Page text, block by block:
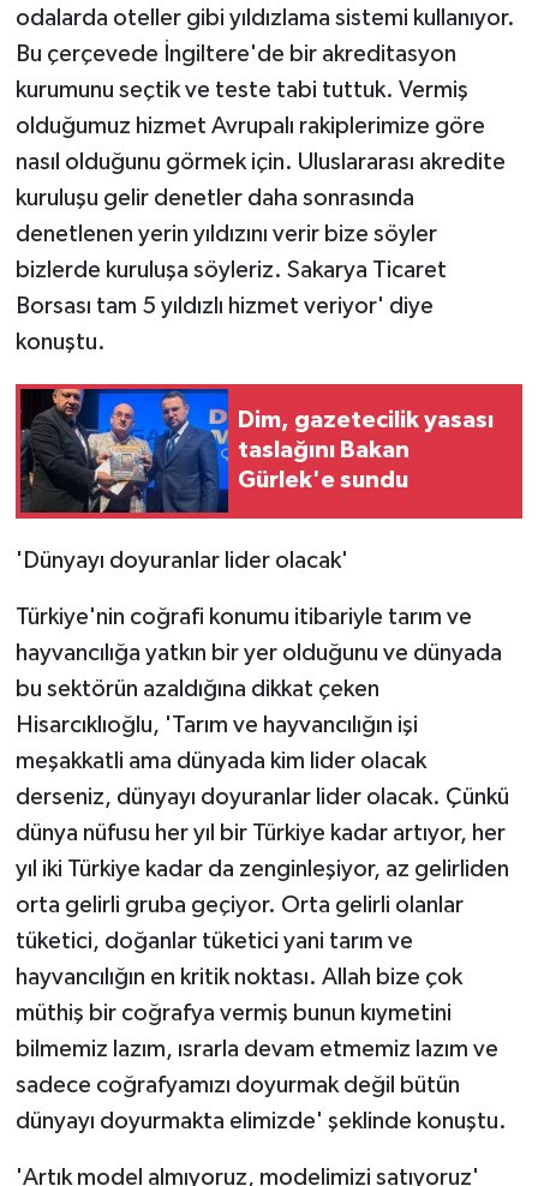
odalarda oteller gibi yıldızlama sistemi kullanıyor.
Bu çerçevede İngiltere'de bir akreditasyon
kurumunu seçtik ve teste tabi tuttuk. Vermiş
olduğumuz hizmet Avrupalı rakiplerimize göre
nasıl olduğunu görmek için. Uluslararası akredite
kuruluşu gelir denetler daha sonrasında
denetlenen yerin yıldızını verir bize söyler
bizlerde kuruluşa söyleriz. Sakarya Ticaret
Borsası tam 5 yıldızlı hizmet veriyor' diye
konuştu.
Dim, gazetecilik yasası
taslağını Bakan
Gürlek'e sundu
'Dünyayı doyuranlar lider olacak'
Türkiye'nin coğrafi konumu itibariyle tarım ve
hayvancılığa yatkın bir yer olduğunu ve dünyada
bu sektörün azaldığına dikkat çeken
Hisarcıklıoğlu, 'Tarım ve hayvancılığın işi
meşakkatli ama dünyada kim lider olacak
derseniz, dünyayı doyuranlar lider olacak. Çünkü
dünya nüfusu her yıl bir Türkiye kadar artıyor, her
yıl iki Türkiye kadar da zenginleşiyor, az gelirliden
orta gelirli gruba geçiyor. Orta gelirli olanlar
tüketici, doğanlar tüketici yani tarım ve
hayvancılığın en kritik noktası. Allah bize çok
müthiş bir coğrafya vermiş bunun kıymetini
bilmemiz lazım, ısrarla devam etmemiz lazım ve
sadece coğrafyamızı doyurmak değil bütün
dünyayı doyurmakta elimizde' şeklinde konuştu.
'Artık model almıyoruz, modelimizi satıyoruz'